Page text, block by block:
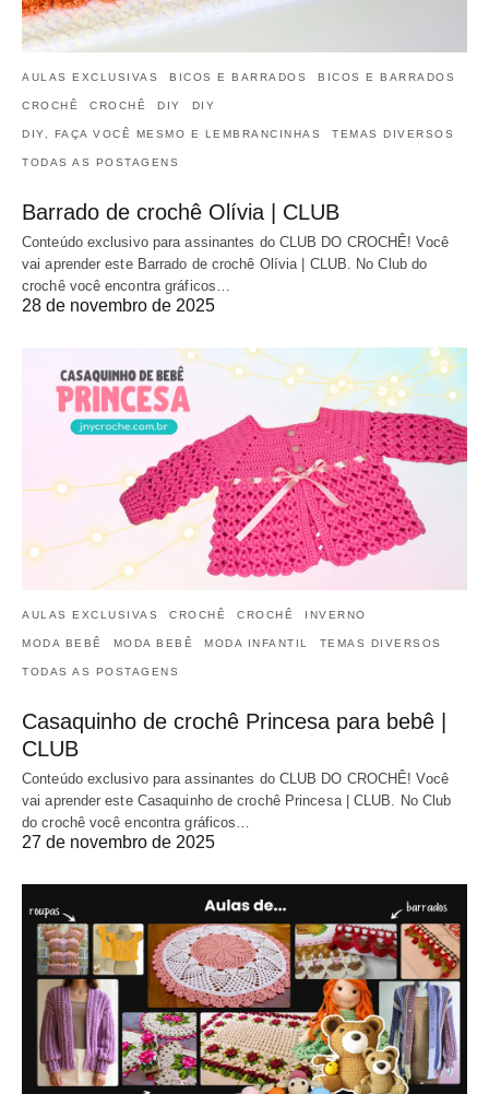
AULAS EXCLUSIVAS BICOS E BARRADOS BICOS E BARRADOS
CROCHÊ CROCHÊ DIY DIY
DIY, FAÇA VOCÊ MESMO E LEMBRANCINHAS TEMAS DIVERSOS
TODAS AS POSTAGENS
Barrado de crochê Olívia | CLUB
Conteúdo exclusivo para assinantes do CLUB DO CROCHÊ! Você
vai aprender este Barrado de crochê Olívia | CLUB. No Club do
crochê você encontra gráficos…
28 de novembro de 2025
AULAS EXCLUSIVAS CROCHÊ CROCHÊ INVERNO
MODA BEBÊ MODA BEBÊ MODA INFANTIL TEMAS DIVERSOS
TODAS AS POSTAGENS
Casaquinho de crochê Princesa para bebê |
CLUB
Conteúdo exclusivo para assinantes do CLUB DO CROCHÊ! Você
vai aprender este Casaquinho de crochê Princesa | CLUB. No Club
do crochê você encontra gráficos…
27 de novembro de 2025